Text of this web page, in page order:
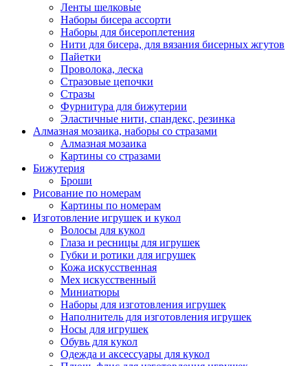
Ленты шелковые
Наборы бисера ассорти
Наборы для бисероплетения
Нити для бисера, для вязания бисерных жгутов
Пайетки
Проволока, леска
Стразовые цепочки
Стразы
Фурнитура для бижутерии
Эластичные нити, спандекс, резинка
Алмазная мозаика, наборы со стразами
Алмазная мозаика
Картины co стразами
Бижутерия
Броши
Рисование по номерам
Картины по номерам
Изготовление игрушек и кукол
Волосы для кукол
Глаза и ресницы для игрушек
Губки и ротики для игрушек
Кожа искусственная
Мех искусственный
Миниатюры
Наборы для изготовления игрушек
Наполнитель для изготовления игрушек
Носы для игрушек
Обувь для кукол
Одежда и аксессуары для кукол